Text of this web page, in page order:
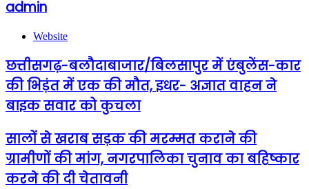
admin
Website
छत्तीसगढ़-बलौदाबाजार/बिलसापुर में एंबुलेंस-कार
की भिड़ंत में एक की मौत, इधर- अज्ञात वाहन ने
बाइक सवार को कुचला
सालों से खराब सड़क की मरम्मत कराने की
ग्रामीणों की मांग, नगरपालिका चुनाव का बहिष्कार
करने की दी चेतावनी